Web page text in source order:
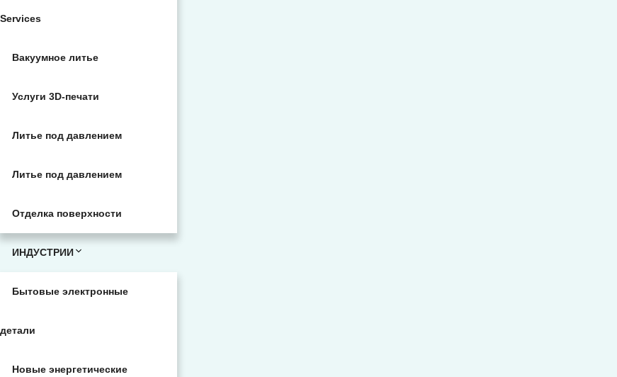
Services
Вакуумное литье
Услуги 3D-печати
Литье под давлением
Литье под давлением
Отделка поверхности
ИНДУСТРИИ
Бытовые электронные
детали
Новые энергетические